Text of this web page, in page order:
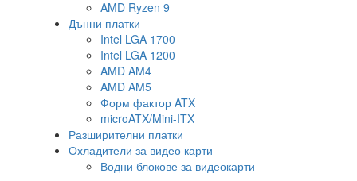
AMD Ryzen 9
Дънни платки
Intel LGA 1700
Intel LGA 1200
AMD AM4
AMD AM5
Форм фактор ATX
microATX/Mini-ITX
Разширителни платки
Охладители за видео карти
Водни блокове за видеокарти